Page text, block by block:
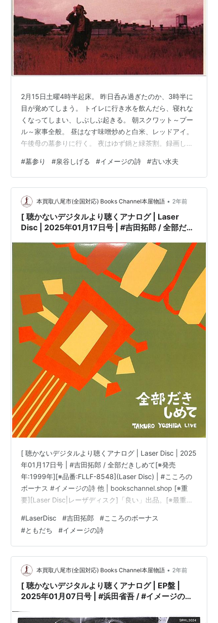
2月15日土曜4時半起床。 昨日呑み過ぎたのか、3時半に
目が覚めてしまう。 トイレに行き水を飲んだら、寝れな
くなってしまい、しぶしぶ起きる。 朝スクワット～プー
ル～家事全般。 昼はなす味噌炒めと白米、レッドアイ。
午後母の墓参りに行く。 夜はゆず鍋と緑茶割。録画して
は、実は「セルフカバー」からと遅いデビュー。 この時
のメンバーは最高だった。IZUMIYA－Self
CoversinvitationAmazonいまさらなんだけど、初めて
「イメージの詩」を聞いた。 あの有名な歌詞は知ってい
たけど、曲として聴いたことがなかった。 古い船に…
#墓参り #泉谷しげる #イメージの詩 #古い水夫
本買取八尾市(全国対応) Books Channel本屋物語 • 2年前
[ 聴かないデジタルより聴くアナログ | Laser
Disc | 2025年01月17日号 | #吉田拓郎 / 全部だき
(Laser Disc) | #こころのボーナス #イメージの詩
[ 聴かないデジタルより聴くアナログ | Laser Disc | 2025
年01月17日号 | #吉田拓郎 / 全部だきしめて[※発売
年:1999年][※品番:FLLF-8548](Laser Disc) | #こころの
ボーナス #イメージの詩 他 | bookschannel.shop [※重
要][Laser Disc|レーザディスク]「良い」出品。[※最重要|
す。[※注意]DVD/Blu-ray Disc/LPレコードではございま
せん。][※発売年:1999年][※品番:FLLF-8548][※会社:フォ
ーライフレコード][※E…
#LaserDisc #吉田拓郎 #こころのボーナス
#ともだち #イメージの詩
本買取八尾市(全国対応) Books Channel本屋物語 • 2年前
[ 聴かないデジタルより聴くアナログ | EP盤 |
2025年01月07日号 | #浜田省吾 / #イメージの詩
番:SRKL 3024,33RPL | 盤面=EX-:スレ有 ジャケ